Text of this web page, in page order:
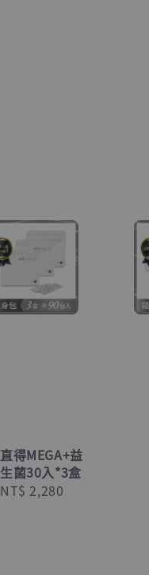
直得MEGA+益
生菌30入*3盒
Regular
NT$ 2,280